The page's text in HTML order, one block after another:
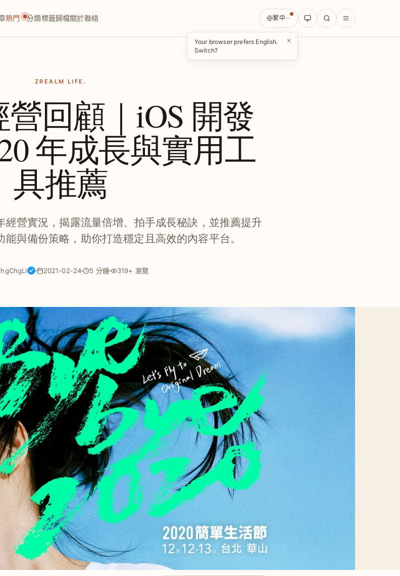
熱門 分類標籤歸檔關於聯絡 繁中
Your browser prefers English.
Switch?
×
ZREALM LIFE.
營回顧｜iOS 開發
年成長與實用工
具推薦
經營實況，揭露流量倍增、拍手成長秘訣，並推薦提升
能與備份策略，助你打造穩定且高效的內容平台。
2021-02-24 5 分鐘 319+ 瀏覽